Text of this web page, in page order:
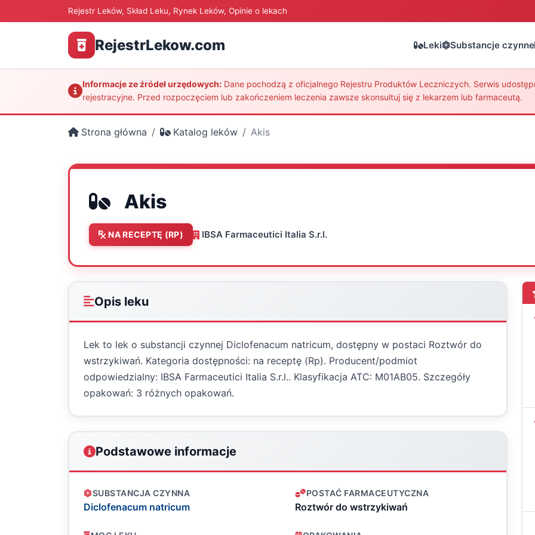
Rejestr Leków, Skład Leku, Rynek Leków, Opinie o lekach
RejestrLekow.com Leki Substancje czynne
Informacje ze źródeł urzędowych: Dane pochodzą z oficjalnego Rejestru Produktów Leczniczych. Serwis
rejestracyjne. Przed rozpoczęciem lub zakończeniem leczenia zawsze skonsultuj się z lekarzem lub farmaceutą.
Strona główna Katalog leków Akis
Akis
NA RECEPTĘ (RP) IBSA Farmaceutici Italia S.r.l.
Opis leku
Lek to lek o substancji czynnej Diclofenacum natricum, dostępny w postaci Roztwór do
wstrzykiwań. Kategoria dostępności: na receptę (Rp). Producent/podmiot
odpowiedzialny: IBSA Farmaceutici Italia S.r.l.. Klasyfikacja ATC: M01AB05. Szczegóły
opakowań: 3 różnych opakowań.
Podstawowe informacje
SUBSTANCJA CZYNNA
Diclofenacum natricum
POSTAĆ FARMACEUTYCZNA
Roztwór do wstrzykiwań